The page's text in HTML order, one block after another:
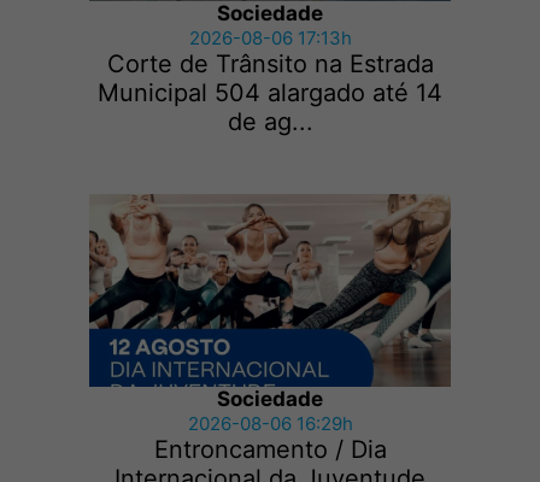
Sociedade
2026-08-06 17:13h
Corte de Trânsito na Estrada
Municipal 504 alargado até 14
de ag...
Sociedade
2026-08-06 16:29h
Entroncamento / Dia